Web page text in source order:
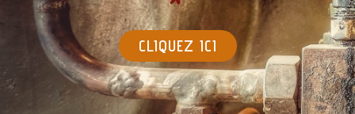
CLIQUEZ ICI